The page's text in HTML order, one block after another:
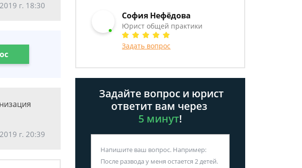
г. 18:30
г. 20:39
София Нефёдова
Юрист общей практики
Задать вопрос
Задайте вопрос и юрист
ответит вам через
5 минут!